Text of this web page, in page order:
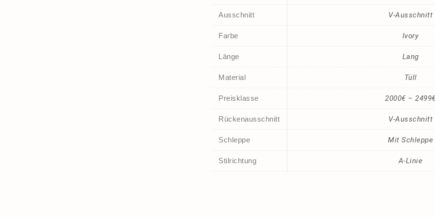
Ausschnitt V-Ausschnitt
Farbe Ivory
Länge Lang
Material Tüll
Preisklasse 2000€ –
Rückenausschnitt V-Ausschnitt
Schleppe Mit Schleppe
Stilrichtung A-Linie